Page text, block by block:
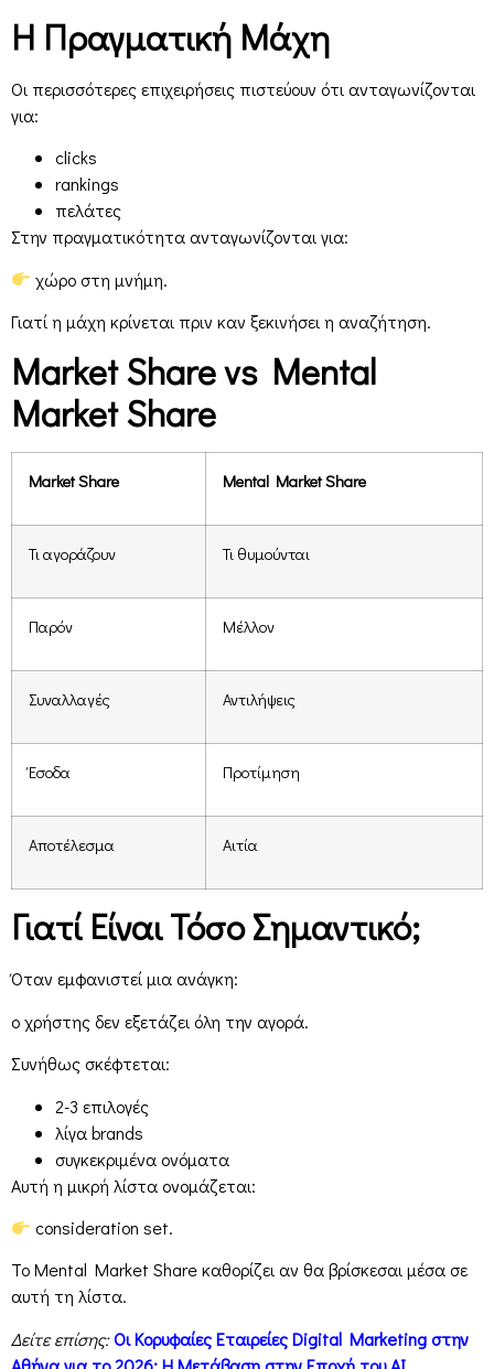
Η Πραγματική Μάχη
Οι περισσότερες επιχειρήσεις πιστεύουν ότι ανταγωνίζονται
για:
clicks
rankings
πελάτες
Στην πραγματικότητα ανταγωνίζονται για:
χώρο στη μνήμη.
Γιατί η μάχη κρίνεται πριν καν ξεκινήσει η αναζήτηση.
Market Share vs Mental
Market Share
Market Share Mental Market Share
Τι αγοράζουν Τι θυμούνται
Παρόν Μέλλον
Συναλλαγές Αντιλήψεις
Έσοδα Προτίμηση
Αποτέλεσμα Αιτία
Γιατί Είναι Τόσο Σημαντικό;
Όταν εμφανιστεί μια ανάγκη:
ο χρήστης δεν εξετάζει όλη την αγορά.
Συνήθως σκέφτεται:
2-3 επιλογές
λίγα brands
συγκεκριμένα ονόματα
Αυτή η μικρή λίστα ονομάζεται:
consideration set.
Το Mental Market Share καθορίζει αν θα βρίσκεσαι μέσα σε
αυτή τη λίστα.
Δείτε επίσης:Οι Κορυφαίες Εταιρείες Digital Marketing στην